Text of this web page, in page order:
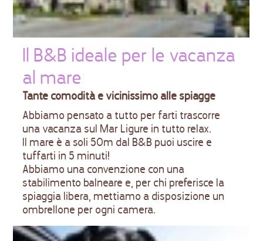
Il B&B ideale per le vacanza
al mare
Tante comodità e vicinissimo alle spiagge
Abbiamo pensato a tutto per farti trascorre
una vacanza sul Mar Ligure in tutto relax.
Il mare è a soli 50m dal B&B puoi uscire e
tuffarti in 5 minuti!
Abbiamo una convenzione con una
stabilimento balneare e, per chi preferisce la
spiaggia libera, mettiamo a disposizione un
ombrellone per ogni camera.